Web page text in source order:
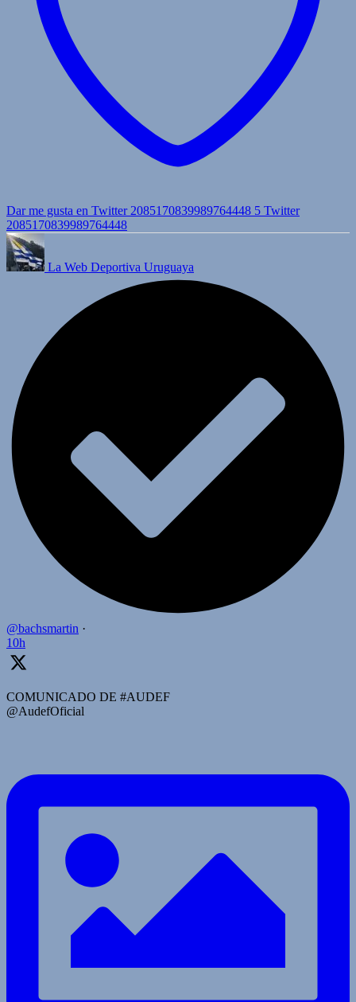
Dar me gusta en Twitter 2085170839989764448 5 Twitter
2085170839989764448
La Web Deportiva Uruguaya
@bachsmartin ·
10h
COMUNICADO DE #AUDEF
@AudefOficial